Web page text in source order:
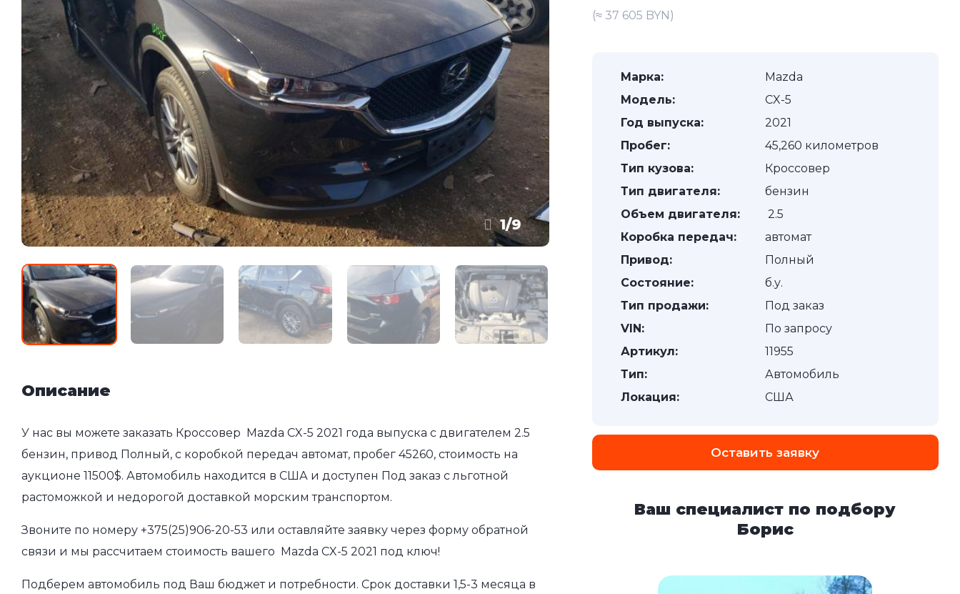
1/9
Описание
У нас вы можете заказать Кроссовер Mazda CX-5 2021 года выпуска с двигателем 2.5
бензин, привод Полный, с коробкой передач автомат, пробег 45260, стоимость на
аукционе 11500$. Автомобиль находится в США и доступен Под заказ с льготной
растоможкой и недорогой доставкой морским транспортом.
Звоните по номеру +375(25)906-20-53 или оставляйте заявку через форму обратной
связи и мы рассчитаем стоимость вашего Mazda CX-5 2021 под ключ!
Подберем автомобиль под Ваш бюджет и потребности. Срок доставки 1,5-3 месяца в
(≈ 37 605 BYN)
Марка:
Mazda
Модель:
CX-5
Год выпуска:
2021
Пробег:
45,260 километров
Тип кузова:
Кроссовер
Тип двигателя:
бензин
Объем двигателя:
2.5
Коробка передач:
автомат
Привод:
Полный
Состояние:
б.у.
Тип продажи:
Под заказ
VIN:
По запросу
Артикул:
11955
Тип:
Автомобиль
Локация:
США
Оставить заявку
Ваш специалист по подбору
Борис